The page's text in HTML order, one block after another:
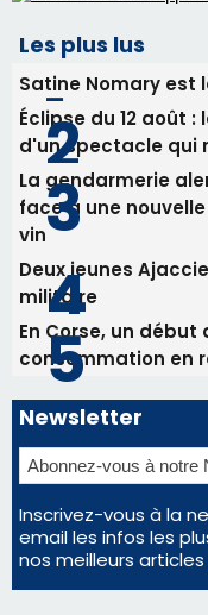
Deux jeunes
militaire
En Corse, un
consommation en
Newsletter
Inscrivez-vous à la
email les infos les
nos meilleurs articles
Régie publicitaire
Mentions légales
Nous contacter